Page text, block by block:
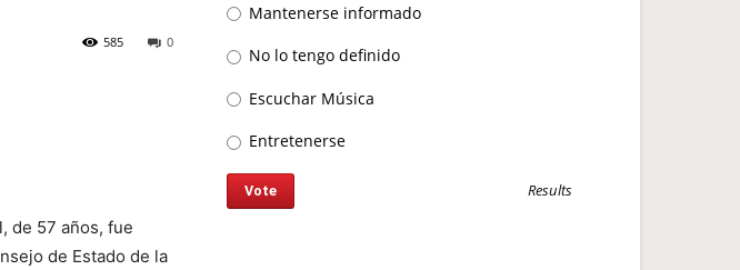
0
585
de 57 años, fue
de Estado de la
Mantenerse informado
No lo tengo definido
Escuchar Música
Entretenerse
Results